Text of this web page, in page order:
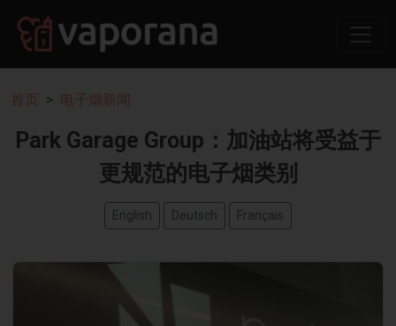
首页 电子烟新闻
Park Garage Group：加油站将受益于
更规范的电子烟类别
English Deutsch Français